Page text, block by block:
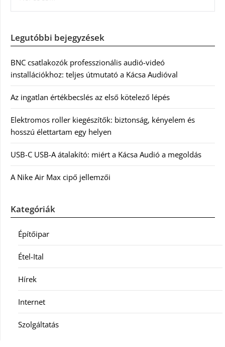
Legutóbbi bejegyzések
BNC csatlakozók professzionális audió-videó
installációkhoz: teljes útmutató a Kácsa Audióval
Az ingatlan értékbecslés az első kötelező lépés
Elektromos roller kiegészítők: biztonság, kényelem és
hosszú élettartam egy helyen
USB-C USB-A átalakító: miért a Kácsa Audió a megoldás
A Nike Air Max cipő jellemzői
Kategóriák
Építőipar
Étel-Ital
Hírek
Internet
Szolgáltatás